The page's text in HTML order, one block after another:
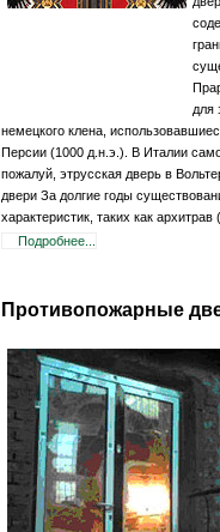
для
немецкого клена,
Персии (1000 д.н.э.). В Италии
пожалуй, этрусская дверь в
двери За долгие годы
характеристик, таких как архитрав
Подробнее...
Противопожарные